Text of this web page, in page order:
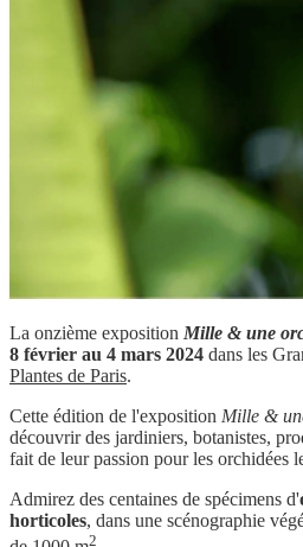
La onzième exposition Mille & une
8 février au 4 mars 2024 dans les
Plantes de Paris.
Cette édition de l'exposition Mille &
découvrir des jardiniers, botanistes,
fait de leur passion pour les orchidées
Admirez des centaines de spécimens d'
horticoles, dans une scénographie
2